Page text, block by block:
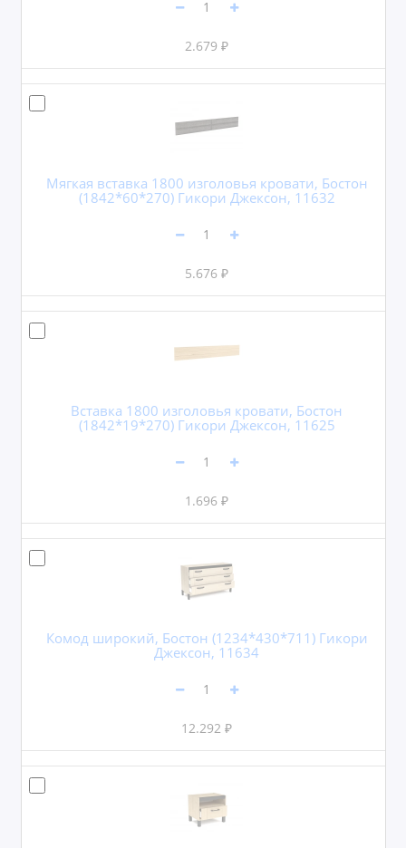
2.679 ₽
Мягкая вставка 1800 изголовья кровати, Бостон
(1842*60*270) Гикори Джексон, 11632
5.676 ₽
Вставка 1800 изголовья кровати, Бостон
(1842*19*270) Гикори Джексон, 11625
1.696 ₽
Комод широкий, Бостон (1234*430*711) Гикори
Джексон, 11634
12.292 ₽